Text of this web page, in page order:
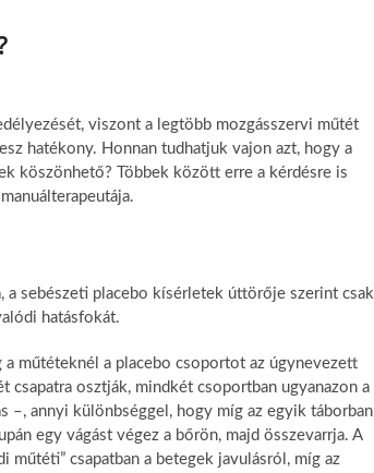
viszont a legtöbb mozgásszervi műtét
hatékony. Honnan tudhatjuk vajon azt, hogy a
köszönhető? Többek között erre a kérdésre is
a sebészeti placebo kísérletek úttörője szerint csak
hatásfokát.
műtéteknél a placebo csoportot az úgynevezett
osztják, mindkét csoportban ugyanazon a
–, annyi különbséggel, hogy míg az egyik táborban
egy vágást végez a bőrön, majd összevarrja. A
csapatban a betegek javulásról, míg az